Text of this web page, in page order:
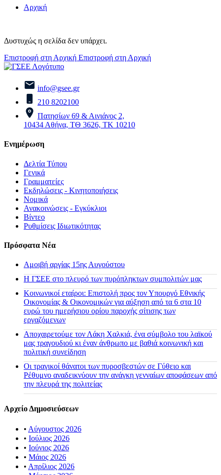
Αρχική
Δυστυχώς η σελίδα δεν υπάρχει.
Επιστροφή στη Αρχική Επιστροφή στη Αρχική
info@gsee.gr
210 8202100
Πατησίων 69 & Αινιάνος 2,
10434 Αθήνα, ΤΘ 3626, ΤΚ 10210
Ενημέρωση
Δελτία Τύπου
Γενικά
Γραμματείες
Εκδηλώσεις - Κινητοποιήσεις
Νομικά
Ανακοινώσεις - Εγκύκλιοι
Βίντεο
Ρυθμίσεις Ιδιωτικότητας
Πρόσφατα Νέα
Αμοιβή αργίας 15ης Αυγούστου
H ΓΣΕΕ στο πλευρό των πυρόπληκτων συμπολιτών μας
Κοινωνικοί εταίροι: Επιστολή προς τον Υπουργό Εθνικής
Οικονομίας & Οικονομικών για αύξηση από τα 6 στα 10
ευρώ του ημερήσιου ορίου παροχής σίτισης των
εργαζόμενων
Αποχαιρετούμε τον Λάκη Χαλκιά, ένα σύμβολο του λαϊκού
μας τραγουδιού κι έναν άνθρωπο με βαθιά κοινωνική και
πολιτική συνείδηση
Οι τραγικοί θάνατοι των πυροσβεστών σε Γύθειο και
Ρέθυμνο αναδεικνύουν την ανάγκη γενναίων αποφάσεων από
την πλευρά της πολιτείας
Αρχείο Δημοσιεύσεων
• Αύγουστος 2026
• Ιούλιος 2026
• Ιούνιος 2026
• Μάιος 2026
• Απρίλιος 2026